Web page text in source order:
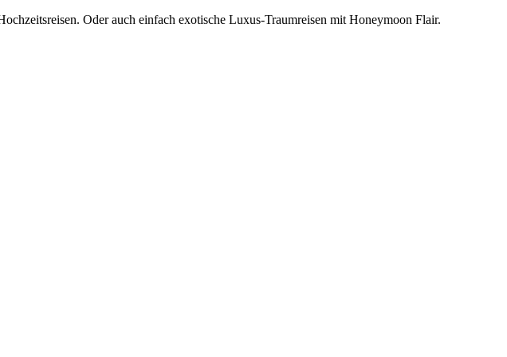
Oder auch einfach exotische Luxus-Traumreisen mit Honeymoon Flair.